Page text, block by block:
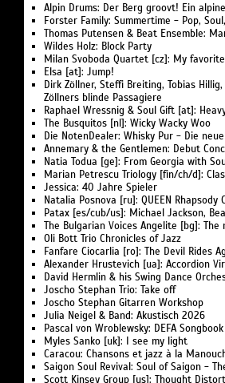
Alpin Drums: Der Berg groovt! Ein
Forster Family: Summertime - Pop,
Thomas Putensen & Beat Ensemble:
Wildes Holz: Block Party
Milan Svoboda Quartet [cz]: My
Elsa [at]: Jump!
Dirk Zöllner, Steffi Breiting, Tobias Hillig,
Zöllners blinde Passagiere
Raphael Wressnig & Soul Gift [at]:
The Busquitos [nl]: Wicky Wacky Woo
Die NotenDealer: Whisky Pur - Die
Annemary & the Gentlemen: Debut
Natia Todua [ge]: From Georgia with
Marian Petrescu Triology [fin/ch/d]:
Jessica: 40 Jahre Spieler
Natalia Posnova [ru]: QUEEN Rhapsody
Patax [es/cub/us]: Michael Jackson,
The Bulgarian Voices Angelite [bg]: The
Oli Bott Trio Chronicles of Jazz
Fanfare Ciocarlia [ro]: The Devil Rides
Alexander Hrustevich [ua]: Accordion
David Hermlin & his Swing Dance
Joscho Stephan Trio: Take off
Joscho Stephan Gitarren Workshop
Julia Neigel & Band: Akustisch 2026
Pascal von Wroblewsky: DEFA Songbook
Myles Sanko [uk]: I see my light
Caracou: Chansons et jazz à la
Saigon Soul Revival: Soul of Saigon -
Scott Kinsey Group [us]: Thought